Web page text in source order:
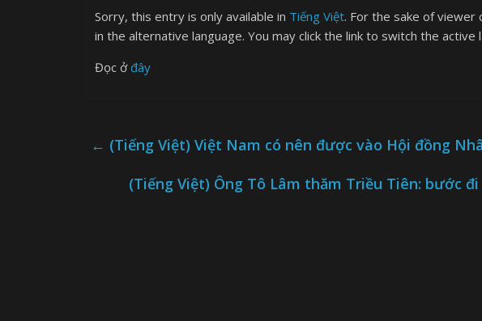
Sorry, this entry is only available in Tiếng Việt. For the sake of viewer
in the alternative language. You may click the link to switch the active
Đọc ởđây
← (Tiếng Việt) Việt Nam có nên được vào Hội đồng
(Tiếng Việt) Ông Tô Lâm thăm Triều Tiên: bước